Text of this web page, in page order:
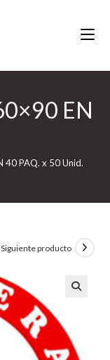
EN
40 PAQ. x 50 Unid.
Siguiente producto